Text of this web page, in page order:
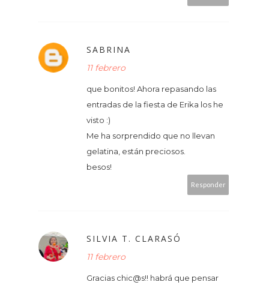
SABRINA
11 febrero
que bonitos! Ahora repasando las
entradas de la fiesta de Erika los he
visto :)
Me ha sorprendido que no llevan
gelatina, están preciosos.
besos!
Responder
SILVIA T. CLARASÓ
11 febrero
Gracias chic@s!! habrá que pensar